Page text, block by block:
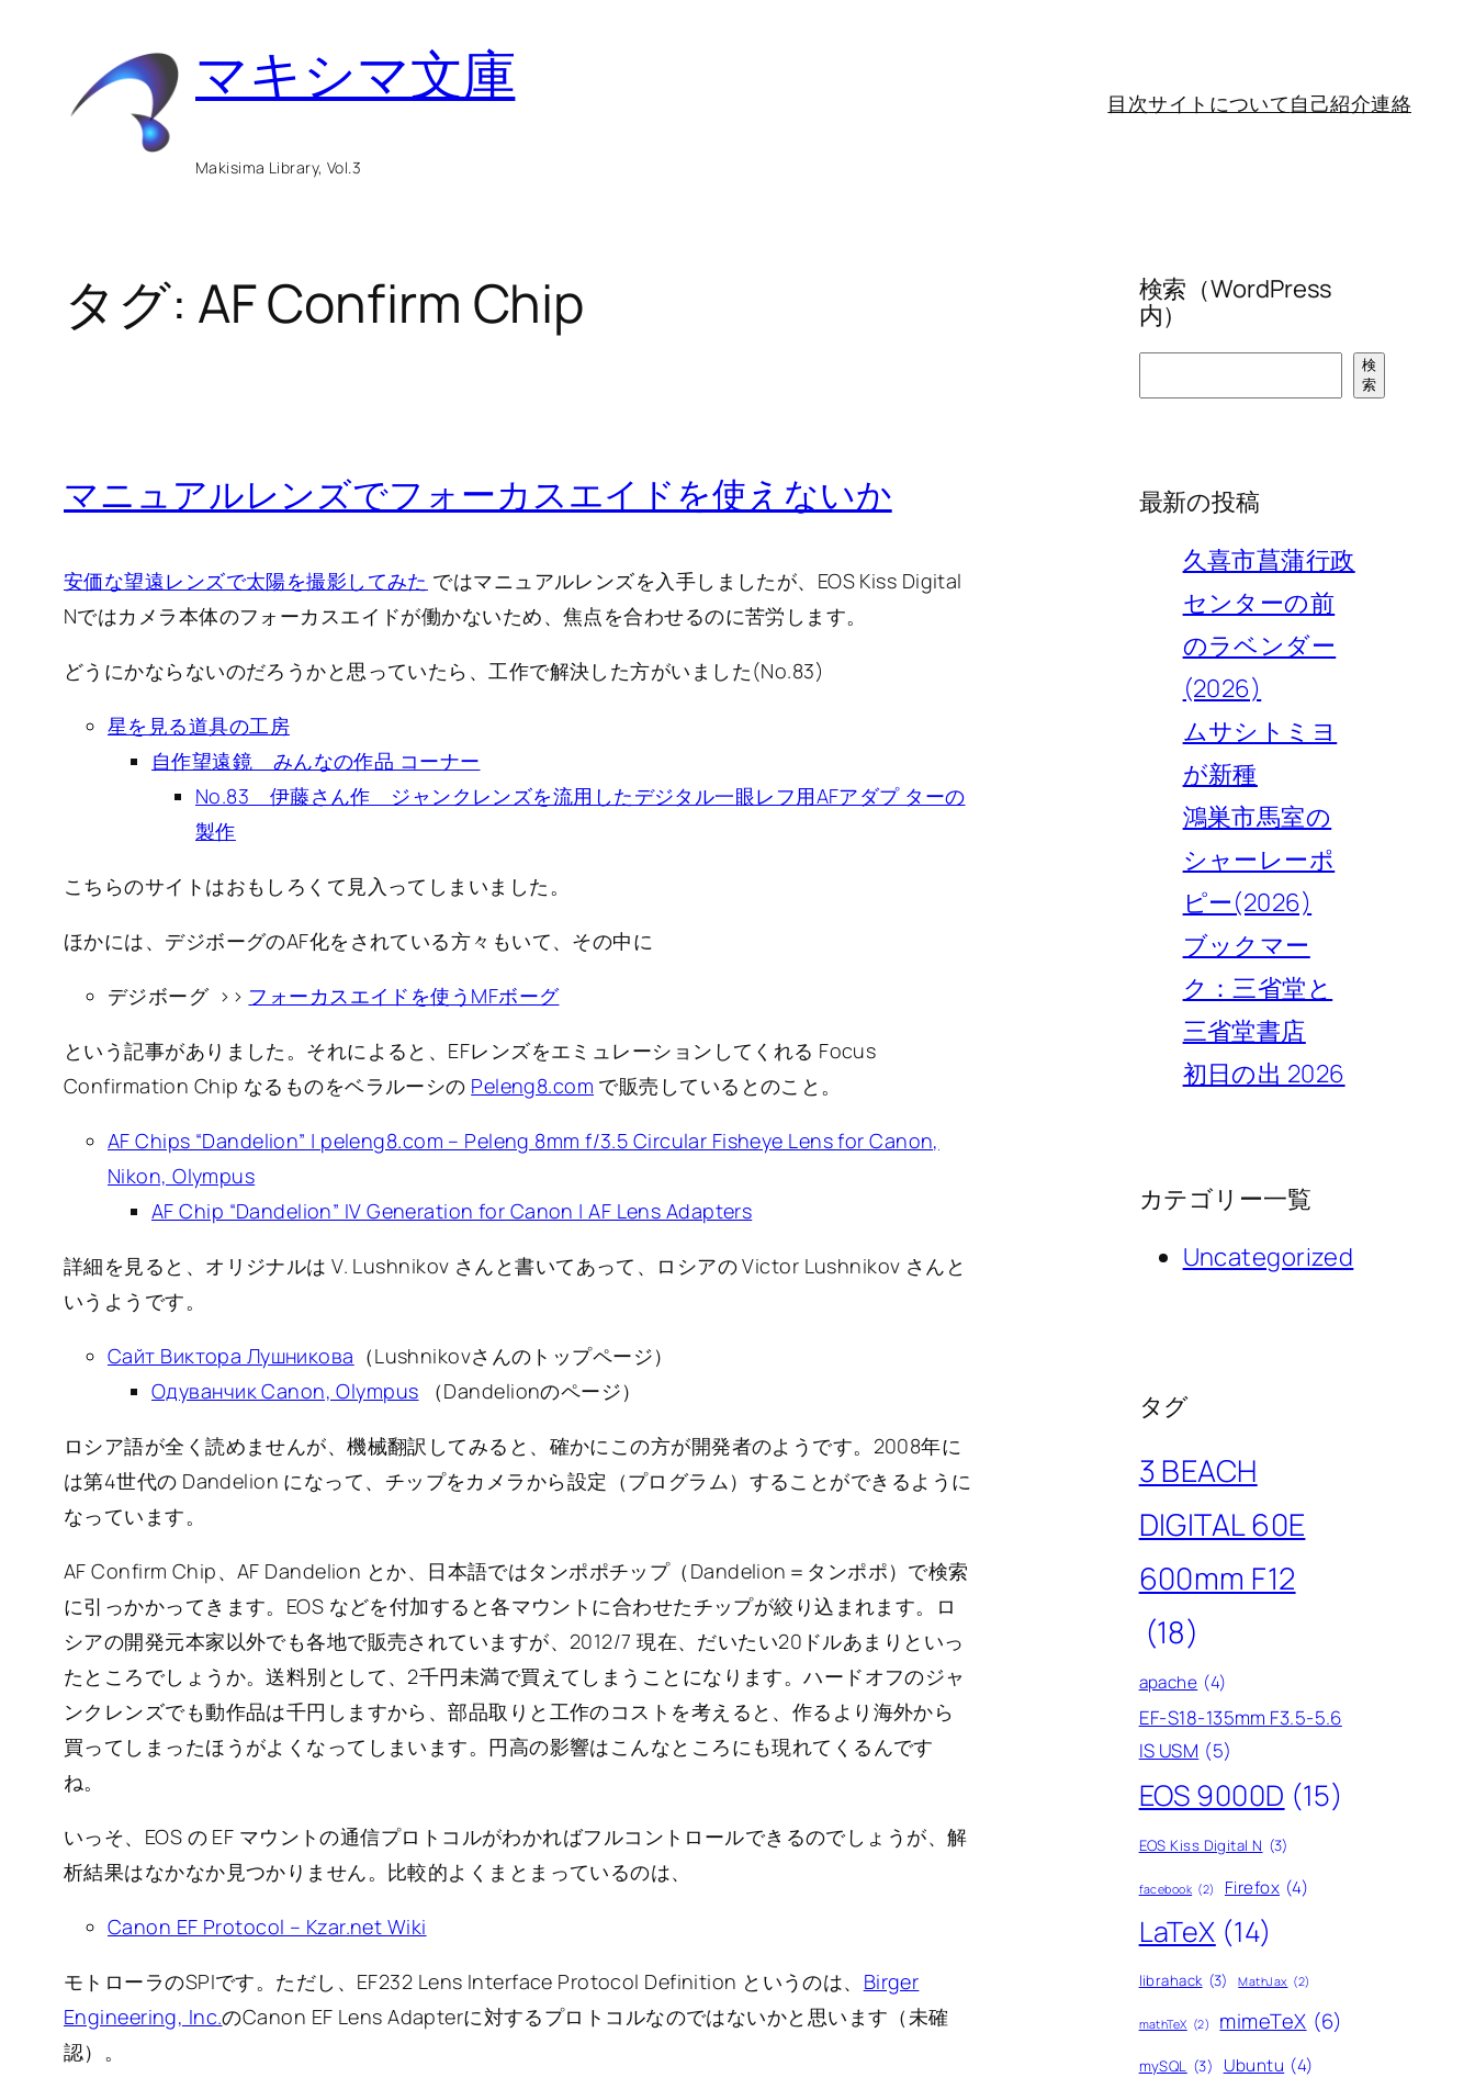
マキシマ文庫
Makisima Library, Vol.3
目次サイトについて自己紹介連絡
タグ: AF Confirm Chip
マニュアルレンズでフォーカスエイドを使えないか
安価な望遠レンズで太陽を撮影してみた ではマニュアルレンズを入手しましたが、EOS Kiss Digital
Nではカメラ本体のフォーカスエイドが働かないため、焦点を合わせるのに苦労します。
どうにかならないのだろうかと思っていたら、工作で解決した方がいました(No.83)
星を見る道具の工房
自作望遠鏡 みんなの作品 コーナー
No.83 伊藤さん作 ジャンクレンズを流用したデジタル一眼レフ用AFアダプ ターの
製作
こちらのサイトはおもしろくて見入ってしまいました。
ほかには、デジボーグのAF化をされている方々もいて、その中に
デジボーグ >> フォーカスエイドを使うMFボーグ
という記事がありました。それによると、EFレンズをエミュレーションしてくれる Focus
Confirmation Chip なるものをベラルーシの Peleng8.com で販売しているとのこと。
AF Chips “Dandelion” | peleng8.com – Peleng 8mm f/3.5 Circular Fisheye Lens for Canon,
Nikon, Olympus
AF Chip “Dandelion” IV Generation for Canon | AF Lens Adapters
詳細を見ると、オリジナルは V. Lushnikov さんと書いてあって、ロシアの Victor Lushnikov さんと
いうようです。
Сайт Виктора Лушникова （Lushnikovさんのトップページ）
Одуванчик Canon, Olympus （Dandelionのページ）
ロシア語が全く読めませんが、機械翻訳してみると、確かにこの方が開発者のようです。2008年に
は第4世代の Dandelion になって、チップをカメラから設定（プログラム）することができるように
なっています。
AF Confirm Chip、AF Dandelion とか、日本語ではタンポポチップ（Dandelion＝タンポポ）で検索
に引っかかってきます。EOS などを付加すると各マウントに合わせたチップが絞り込まれます。ロ
シアの開発元本家以外でも各地で販売されていますが、2012/7 現在、だいたい20ドルあまりといっ
たところでしょうか。送料別として、2千円未満で買えてしまうことになります。ハードオフのジャ
ンクレンズでも動作品は千円しますから、部品取りと工作のコストを考えると、作るより海外から
買ってしまったほうがよくなってしまいます。円高の影響はこんなところにも現れてくるんです
ね。
いっそ、EOS の EF マウントの通信プロトコルがわかればフルコントロールできるのでしょうが、解
析結果はなかなか見つかりません。比較的よくまとまっているのは、
Canon EF Protocol – Kzar.net Wiki
モトローラのSPIです。ただし、EF232 Lens Interface Protocol Definition というのは、 Birger
Engineering, Inc.のCanon EF Lens Adapterに対するプロトコルなのではないかと思います（未確
認）。
検索（WordPress
内）
検
索
最新の投稿
久喜市菖蒲行政
センターの前
のラベンダー
(2026)
ムサシトミヨ
が新種
鴻巣市馬室の
シャーレーポ
ピー(2026)
ブックマー
ク：三省堂と
三省堂書店
初日の出 2026
カテゴリー一覧
Uncategorized
タグ
3 BEACH
DIGITAL 60E
600mm F12
(18)
apache (4)
EF-S18-135mm F3.5-5.6
IS USM (5)
EOS 9000D (15)
EOS Kiss Digital N (3)
facebook (2) Firefox (4)
LaTeX (14)
librahack (3) MathJax (2)
mathTeX (2) mimeTeX (6)
mySQL (3) Ubuntu (4)